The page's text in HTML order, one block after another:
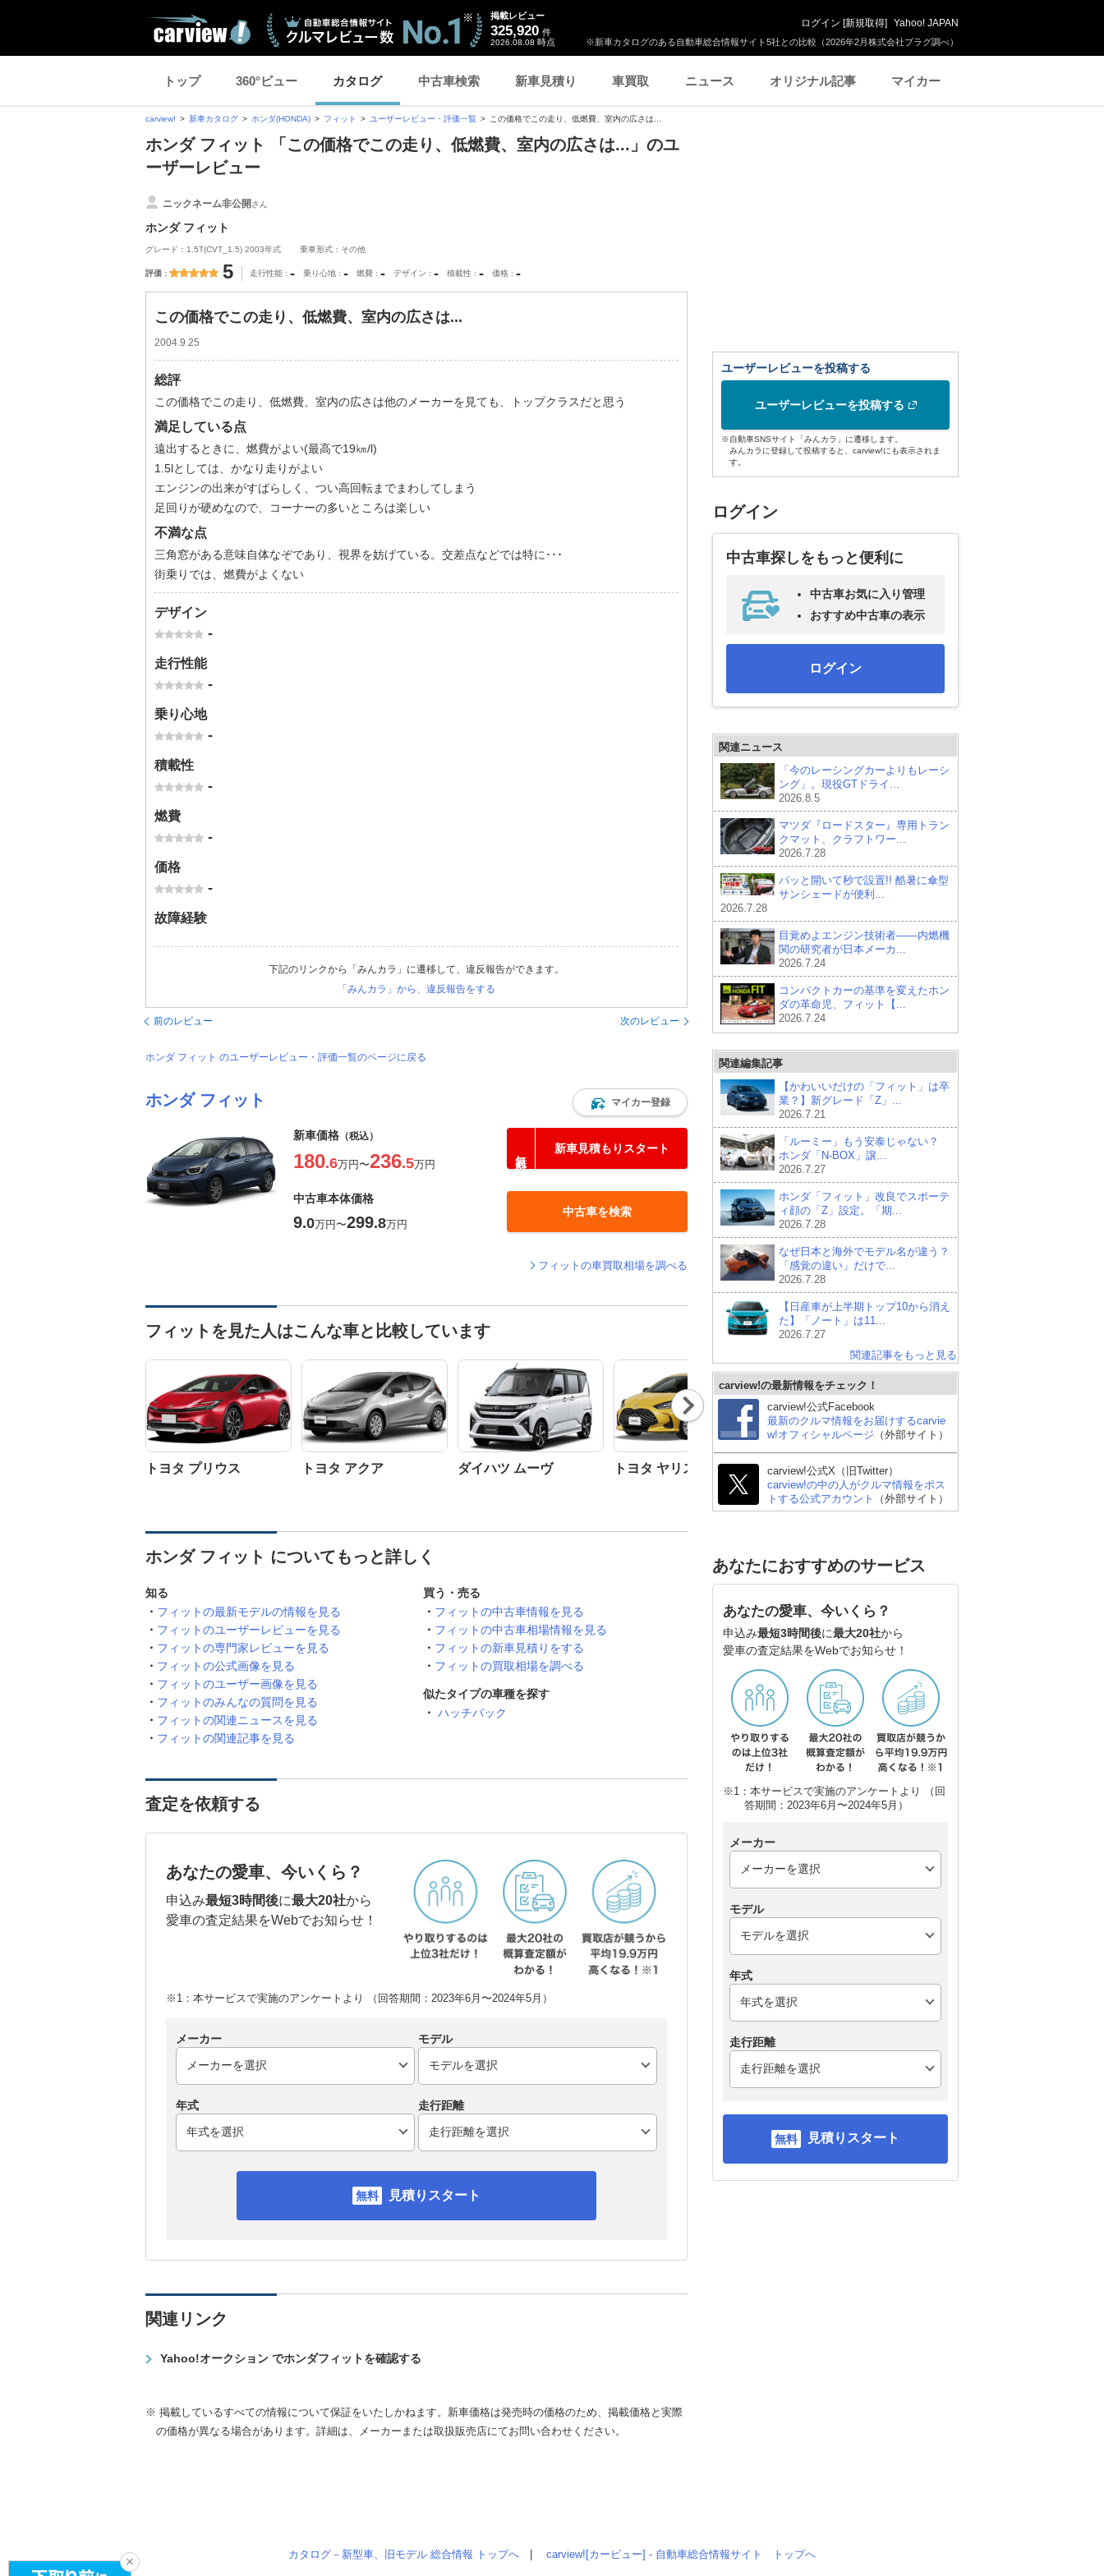
※新車カタログのある自動車総合情報サイト5社との比較（2026年2月株式会社プラグ調べ）
掲載レビュー
325,920 件
2026.08.08 時点
ログイン [新規取得] Yahoo! JAPAN
トップ 360°ビュー カタログ 中古車検索 新車見積り 車買取 ニュース オリジナル記事 マイカー
carview! 新車カタログ ホンダ(HONDA) フィット ユーザーレビュー・評価一覧 この価格でこの走り、低燃費、室内の広さは...
ホンダ フィット 「この価格でこの走り、低燃費、室内の広さは...」のユ
ーザーレビュー
ニックネーム非公開さん
ホンダ フィット
グレード：1.5T(CVT_1.5) 2003年式 乗車形式：その他
評価 5 走行性能 - 乗り心地 - 燃費 - デザイン - 積載性 - 価格 -
この価格でこの走り、低燃費、室内の広さは...
2004.9.25
総評
この価格でこの走り、低燃費、室内の広さは他のメーカーを見ても、トップクラスだと思う
満足している点
遠出するときに、燃費がよい(最高で19㎞/l)
1.5lとしては、かなり走りがよい
エンジンの出来がすばらしく、つい高回転までまわしてしまう
足回りが硬めなので、コーナーの多いところは楽しい
不満な点
三角窓がある意味自体なぞであり、視界を妨げている。交差点などでは特に･･･
街乗りでは、燃費がよくない
デザイン
-
走行性能
-
乗り心地
-
積載性
-
燃費
-
価格
-
故障経験
下記のリンクから「みんカラ」に遷移して、違反報告ができます。
「みんカラ」から、違反報告をする
前のレビュー 次のレビュー
ホンダ フィット のユーザーレビュー・評価一覧のページに戻る
ホンダ フィット マイカー登録
新車価格 （税込）
180.6万円〜236.5万円
新車見積もりスタート
中古車本体価格
9.0万円〜299.8万円
中古車を検索
フィットの車買取相場を調べる
フィットを見た人はこんな車と比較しています
トヨタ プリウス トヨタ アクア ダイハツ ムーヴ トヨタ ヤリス スズキ アルト
Nex
t
ホンダ フィット についてもっと詳しく
知る
フィットの最新モデルの情報を見る
フィットのユーザーレビューを見る
フィットの専門家レビューを見る
フィットの公式画像を見る
フィットのユーザー画像を見る
フィットのみんなの質問を見る
フィットの関連ニュースを見る
フィットの関連記事を見る
買う・売る
フィットの中古車情報を見る
フィットの中古車相場情報を見る
フィットの新車見積りをする
フィットの買取相場を調べる
似たタイプの車種を探す
ハッチバック
査定を依頼する
あなたの愛車、今いくら？
申込み最短3時間後に最大20社から
愛車の査定結果をWebでお知らせ！
※1：本サービスで実施のアンケートより （回答期間：2023年6月〜2024年5月）
メーカー モデル
年式 走行距離
見積りスタート
関連リンク
Yahoo!オークション でホンダフィットを確認する
※ 掲載しているすべての情報について保証をいたしかねます。新車価格は発売時の価格のため、掲載価格と実際
の価格が異なる場合があります。詳細は、メーカーまたは取扱販売店にてお問い合わせください。
ユーザーレビューを投稿する
ユーザーレビューを投稿する
※自動車SNSサイト「みんカラ」に遷移します。
みんカラに登録して投稿すると、carview!にも表示されま
す。
ログイン
中古車探しをもっと便利に
中古車お気に入り管理
おすすめ中古車の表示
ログイン
関連ニュース
「今のレーシングカーよりもレーシ
ング」。現役GTドライ...
2026.8.5
マツダ『ロードスター』専用トラン
クマット、クラフトワー...
2026.7.28
パッと開いて秒で設置!! 酷暑に傘型
サンシェードが便利...
2026.7.28
目覚めよエンジン技術者――内燃機
関の研究者が日本メーカ...
2026.7.24
コンパクトカーの基準を変えたホン
ダの革命児、フィット【...
2026.7.24
関連編集記事
【かわいいだけの「フィット」は卒
業？】新グレード「Z」...
2026.7.21
「ルーミー」もう安泰じゃない？
ホンダ「N-BOX」譲...
2026.7.27
ホンダ「フィット」改良でスポーテ
ィ顔の「Z」設定。「期...
2026.7.28
なぜ日本と海外でモデル名が違う？
「感覚の違い」だけで...
2026.7.28
【日産車が上半期トップ10から消え
た】「ノート」は11...
2026.7.27
関連記事をもっと見る
carview!の最新情報をチェック！
carview!公式Facebook
最新のクルマ情報をお届けするcarvie
w!オフィシャルページ （外部サイト）
carview!公式X（旧Twitter）
carview!の中の人がクルマ情報をポス
トする公式アカウント
（外部サイト）
あなたにおすすめのサービス
あなたの愛車、今いくら？
申込み最短3時間後に最大20社から
愛車の査定結果をWebでお知らせ！
※1：本サービスで実施のアンケートより （回
答期間：2023年6月〜2024年5月）
メーカー
モデル
年式
走行距離
見積りスタート
カタログ－新型車、旧モデル 総合情報 トップへ carview![カービュー] - 自動車総合情報サイト トップへ